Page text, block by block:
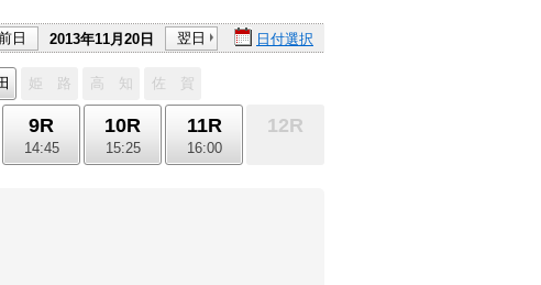
日 2013年11月20日 翌日 日付選択
姫 路 高 知
佐 賀
9R
14:45
10R
15:25
11R
16:00
12R